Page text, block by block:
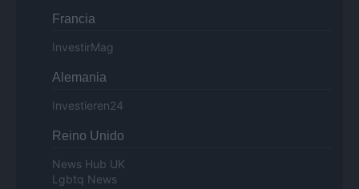
Francia
InvestirMag
Alemania
Investieren24
Reino Unido
News Hub UK
Lgbtq News